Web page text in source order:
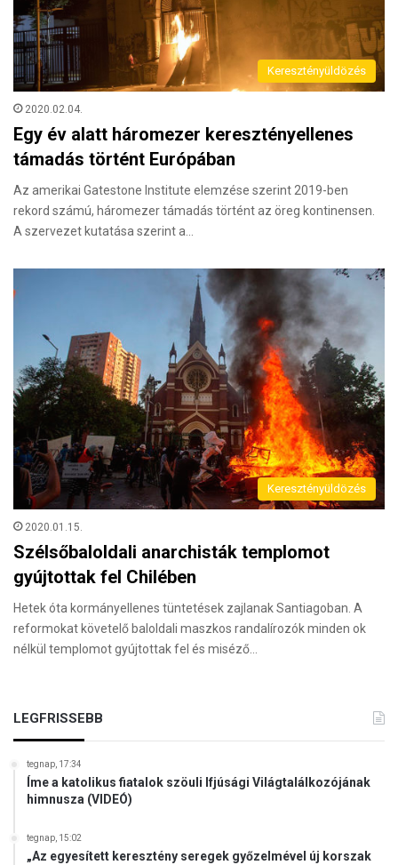
Keresztényüldözés
2020.02.04.
Egy év alatt háromezer keresztényellenes
támadás történt Európában
Az amerikai Gatestone Institute elemzése szerint 2019-ben
rekord számú, háromezer támadás történt az öreg kontinensen.
A szervezet kutatása szerint a…
Keresztényüldözés
2020.01.15.
Szélsőbaloldali anarchisták templomot
gyújtottak fel Chilében
Hetek óta kormányellenes tüntetések zajlanak Santiagoban. A
reformokat követelő baloldali maszkos randalírozók minden ok
nélkül templomot gyújtottak fel és miséző…
LEGFRISSEBB
tegnap, 17:34
Íme a katolikus fiatalok szöuli Ifjúsági Világtalálkozójának
himnusza (VIDEÓ)
tegnap, 15:02
„Az egyesített keresztény seregek győzelmével új korszak